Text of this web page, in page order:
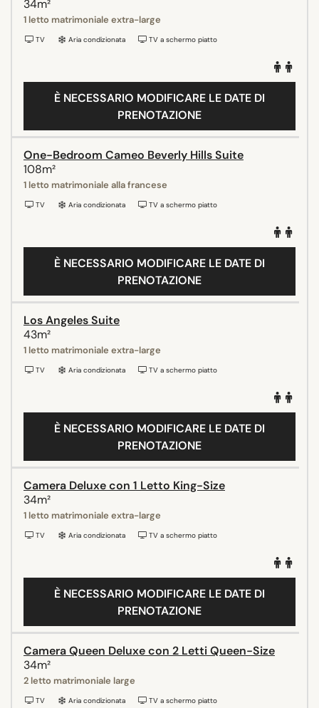
34m²
1 letto matrimoniale extra-large
TV Aria condizionata TV a schermo piatto
È NECESSARIO MODIFICARE LE DATE DI
PRENOTAZIONE
One-Bedroom Cameo Beverly Hills Suite
108m²
1 letto matrimoniale alla francese
TV Aria condizionata TV a schermo piatto
È NECESSARIO MODIFICARE LE DATE DI
PRENOTAZIONE
Los Angeles Suite
43m²
1 letto matrimoniale extra-large
TV Aria condizionata TV a schermo piatto
È NECESSARIO MODIFICARE LE DATE DI
PRENOTAZIONE
Camera Deluxe con 1 Letto King-Size
34m²
1 letto matrimoniale extra-large
TV Aria condizionata TV a schermo piatto
È NECESSARIO MODIFICARE LE DATE DI
PRENOTAZIONE
Camera Queen Deluxe con 2 Letti Queen-Size
34m²
2 letto matrimoniale large
TV Aria condizionata TV a schermo piatto